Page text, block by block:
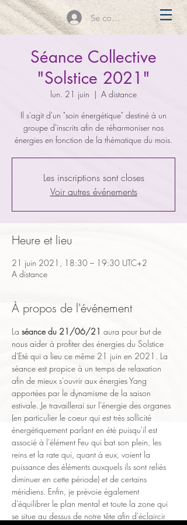
Se connecter
Séance Collective
"Solstice 2021"
lun. 21 juin
  |
A distance
Il s'agit d'un "soin énergétique" destiné à un
groupe d'inscrits afin de réharmoniser nos
énergies en fonction de la thématique du mois.
Les inscriptions sont closes
Voir autres événements
Heure et lieu
21 juin 2021, 18:30 – 19:30 UTC+2
A distance
À propos de l'événement
La séance du 21/06/21 aura pour but de
nous aider à profiter des énergies du Solstice
d'Eté qui a lieu ce même 21 juin en 2021. La
séance est propice à un temps de relaxation
afin de mieux s'ouvrir aux énergies Yang
apportées par le dynamisme de la saison
estivale. Je travaillerai sur l'énergie des organes
(en particulier le coeur qui est très sollicité
énergétiquement parlant en été puisqu'il est
associé à l'élément Feu qui bat son plein, les
reins et la rate qui, quant à eux, voient la
puissance des éléments auxquels ils sont reliés
diminuer en cette période) et de certains
méridiens. Enfin, je prévoie également
d'équilibrer le plan mental et toute la zone qui
se situe au dessus de notre tête afin d'éclaircir